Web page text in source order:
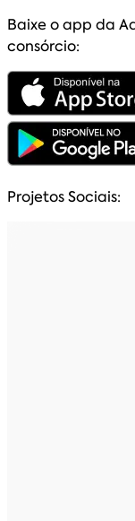
Baixe o app da
consórcio:
Projetos Sociais: